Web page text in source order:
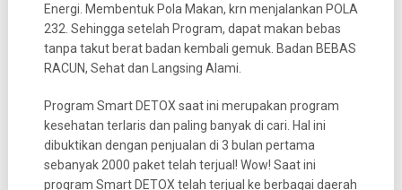
Energi. Membentuk Pola Makan, krn menjalankan POLA
232. Sehingga setelah Program, dapat makan bebas
tanpa takut berat badan kembali gemuk. Badan BEBAS
RACUN, Sehat dan Langsing Alami.
Program Smart DETOX saat ini merupakan program
kesehatan terlaris dan paling banyak di cari. Hal ini
dibuktikan dengan penjualan di 3 bulan pertama
sebanyak 2000 paket telah terjual! Wow! Saat ini
program Smart DETOX telah terjual ke berbagai daerah